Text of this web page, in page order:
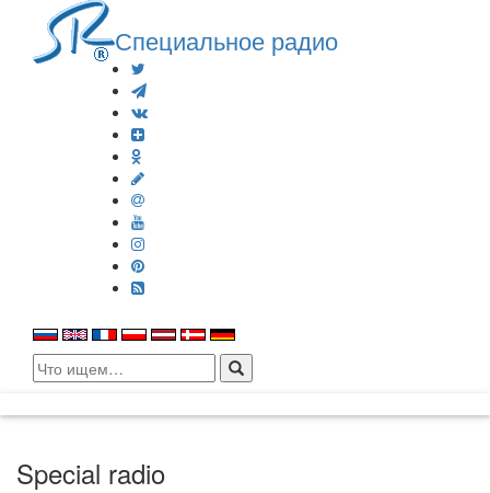
Специальное радио
Search
for:
Special radio